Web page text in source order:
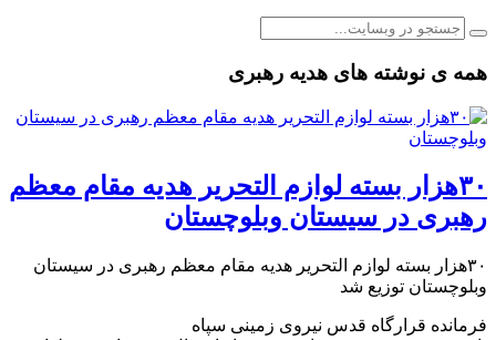
همه ی نوشته های هدیه رهبری
۳۰هزار بسته لوازم التحریر هدیه مقام معظم
رهبری در سیستان وبلوچستان
۳۰هزار بسته لوازم التحریر هدیه مقام معظم رهبری در سیستان
وبلوچستان توزیع شد
فرمانده قرارگاه قدس نیروی زمینی سپاه